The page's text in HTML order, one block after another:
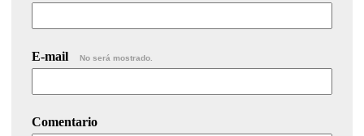
E-mail No será mostrado.
Comentario